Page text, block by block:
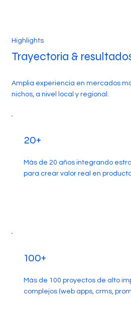
Highlights
Trayectoria &
Amplia experiencia en mercados
nichos, a nivel local y regional.
20+
Más de 20 años integrando
para crear valor real en
100+
Más de 100 proyectos de alto
complejos (web apps, crms,